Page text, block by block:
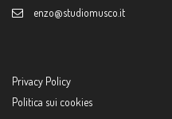
enzo@studiomusco.it
Privacy Policy
Politica sui cookies